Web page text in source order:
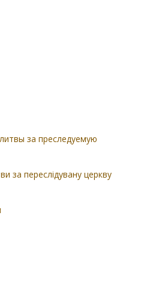
за преследуемую
за переслідувану церкву